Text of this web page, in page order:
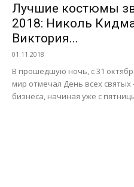
Лучшие костюмы
2018: Николь
Виктория...
01.11.2018
В прошедшую ночь, с 31
мир отмечал День всех
бизнеса, начиная уже с